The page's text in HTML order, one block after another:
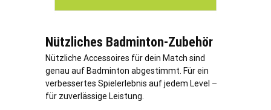
Nützliches Badminton-Zubehör
Nützliche Accessoires für dein Match sind
genau auf Badminton abgestimmt. Für ein
verbessertes Spielerlebnis auf jedem Level –
für zuverlässige Leistung.